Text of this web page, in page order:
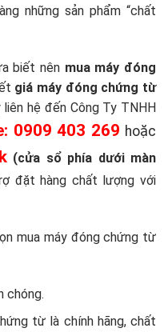
những sản phẩm “chất
biết nên mua máy đóng
giá máy đóng chứng từ
hệ đến Công Ty TNHH
0909 403 269 hoặc
(cửa sổ phía dưới màn
đặt hàng chất lượng với
mua máy đóng chứng từ
chóng.
từ là chính hãng, chất